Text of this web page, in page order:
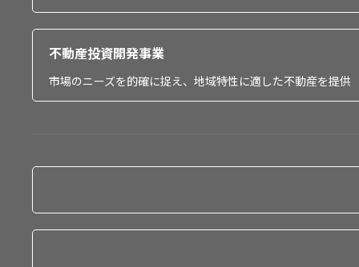
不動産投資開発事業
市場のニーズを的確に捉え、地域特性に適した不動産を提供